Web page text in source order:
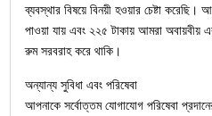
ব্যবস্থার বিষয়ে বিনয়ী হওয়ার চেষ্টা
পাওয়া যায় এবং ২২৫ টাকায় আমরা অবায়বীয়
রুম সরবরাহ করে থাকি।
অন্যান্য সুবিধা এবং পরিষেবা
আপনাকে সর্বোত্তম যোগাযোগ পরিষেবা